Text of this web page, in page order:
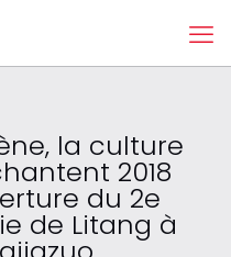
la culture
2018
du 2e
de Litang à